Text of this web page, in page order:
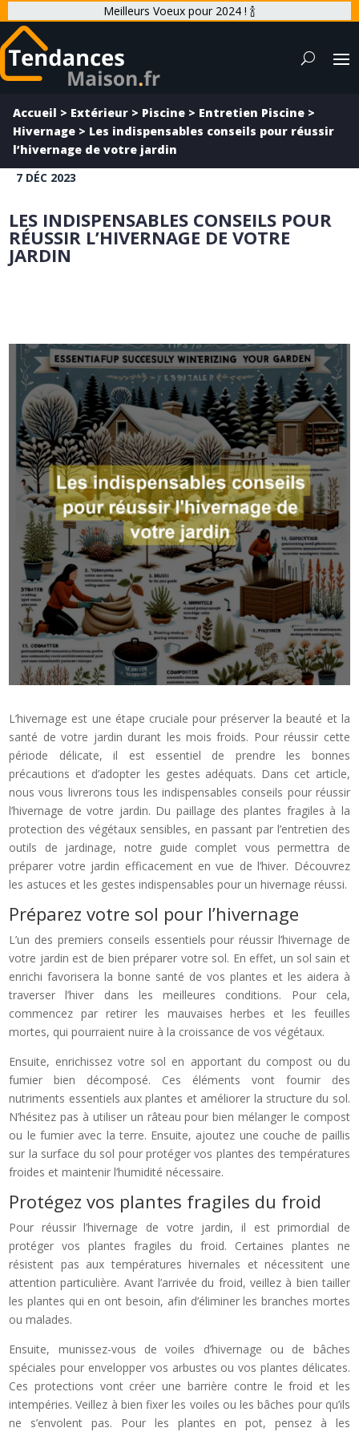
Meilleurs Voeux pour 2024 ! 🍾
Accueil > Extérieur > Piscine > Entretien Piscine >
Hivernage > Les indispensables conseils pour réussir
l’hivernage de votre jardin
7 DÉC 2023
LES INDISPENSABLES CONSEILS POUR
RÉUSSIR L’HIVERNAGE DE VOTRE
JARDIN
L’hivernage est une étape cruciale pour préserver la beauté et la
santé de votre jardin durant les mois froids. Pour réussir cette
période délicate, il est essentiel de prendre les bonnes
précautions et d’adopter les gestes adéquats. Dans cet article,
nous vous livrerons tous les indispensables conseils pour réussir
l’hivernage de votre jardin. Du paillage des plantes fragiles à la
protection des végétaux sensibles, en passant par l’entretien des
outils de jardinage, notre guide complet vous permettra de
préparer votre jardin efficacement en vue de l’hiver. Découvrez
les astuces et les gestes indispensables pour un hivernage réussi.
Préparez votre sol pour l’hivernage
L’un des premiers conseils essentiels pour réussir l’hivernage de
votre jardin est de bien préparer votre sol. En effet, un sol sain et
enrichi favorisera la bonne santé de vos plantes et les aidera à
traverser l’hiver dans les meilleures conditions. Pour cela,
commencez par retirer les mauvaises herbes et les feuilles
mortes, qui pourraient nuire à la croissance de vos végétaux.
Ensuite, enrichissez votre sol en apportant du compost ou du
fumier bien décomposé. Ces éléments vont fournir des
nutriments essentiels aux plantes et améliorer la structure du sol.
N’hésitez pas à utiliser un râteau pour bien mélanger le compost
ou le fumier avec la terre. Ensuite, ajoutez une couche de paillis
sur la surface du sol pour protéger vos plantes des températures
froides et maintenir l’humidité nécessaire.
Protégez vos plantes fragiles du froid
Pour réussir l’hivernage de votre jardin, il est primordial de
protéger vos plantes fragiles du froid. Certaines plantes ne
résistent pas aux températures hivernales et nécessitent une
attention particulière. Avant l’arrivée du froid, veillez à bien tailler
les plantes qui en ont besoin, afin d’éliminer les branches mortes
ou malades.
Ensuite, munissez-vous de voiles d’hivernage ou de bâches
spéciales pour envelopper vos arbustes ou vos plantes délicates.
Ces protections vont créer une barrière contre le froid et les
intempéries. Veillez à bien fixer les voiles ou les bâches pour qu’ils
ne s’envolent pas. Pour les plantes en pot, pensez à les